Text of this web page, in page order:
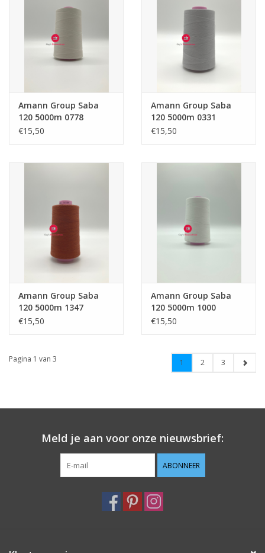
Amann Group Saba
120 5000m 0778
€15,50
Amann Group Saba
120 5000m 0331
€15,50
Amann Group Saba
120 5000m 1347
€15,50
Amann Group Saba
120 5000m 1000
€15,50
Pagina 1 van 3 1 2 3
Meld je aan voor onze nieuwsbrief:
ABONNEER